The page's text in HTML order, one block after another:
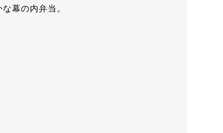
幕の内弁当。